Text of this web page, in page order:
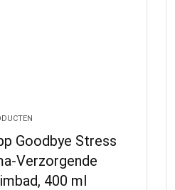
Goodbye Stress
Verzorgende
400 ml